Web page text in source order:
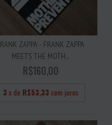
ZAPPA - FRANK ZAPPA
MEETS THE MOTH...
R$160,00
3 x de R$53,33 sem juros